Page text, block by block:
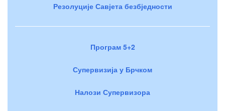
Резолуције Савјета безбједности
Програм 5+2
Супервизија у Брчком
Налози Супервизора